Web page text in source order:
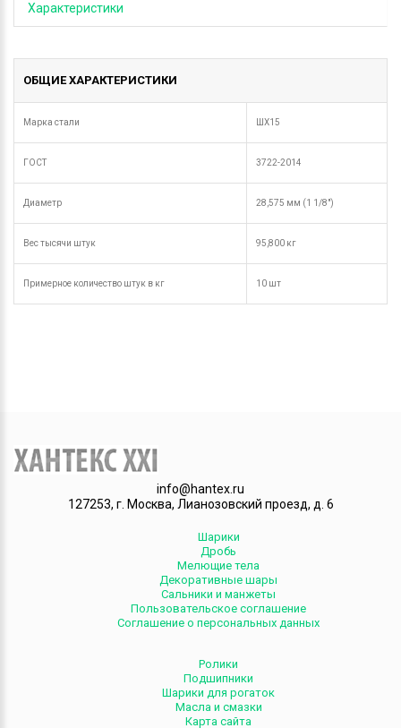
Характеристики
ОБЩИЕ ХАРАКТЕРИСТИКИ
Марка стали ШХ15
ГОСТ 3722-2014
Диаметр 28,575 мм (1 1/8")
Вес тысячи штук 95,800 кг
Примерное количество штук в кг 10 шт
info@hantex.ru
127253, г. Москва, Лианозовский проезд, д. 6
Шарики
Дробь
Мелющие тела
Декоративные шары
Сальники и манжеты
Пользовательское соглашение
Соглашение о персональных данных
Ролики
Подшипники
Шарики для рогаток
Масла и смазки
Карта сайта